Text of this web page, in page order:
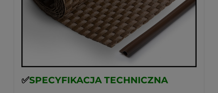
✅SPECYFIKACJA TECHNICZNA